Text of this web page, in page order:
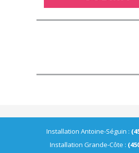
Installation Antoine-Séguin :
Installation Grande-Côte :